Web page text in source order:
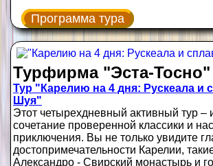
Программа тура
Турфирма "Эста-Тосно"
Тур "Карелию на 4 дня: Рускеала и
Шуя"
Этот четырехдневный активный тур –
сочетание проверенной классики и
приключения. Вы не только увидите
достопримечательности Карелии,
Александро - Свирский монастырь и